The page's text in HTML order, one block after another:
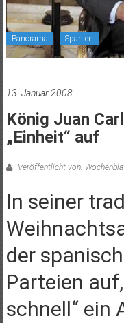
Panorama Spanien
13. Januar 2008
König Juan
„Einheit“ auf
Veröffentlicht von:
In seiner
der
Parteien
schnell“ ein